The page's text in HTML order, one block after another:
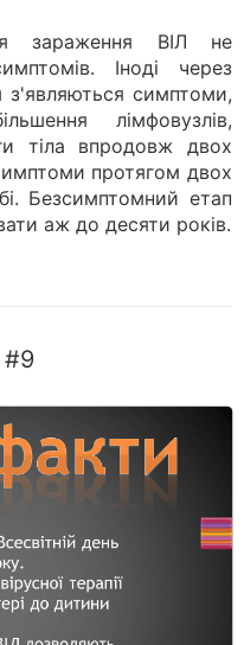
зараження ВІЛ не
Іноді через
з'являються симптоми,
лімфовузлів,
тіла впродовж двох
протягом двох
Безсимптомний етап
аж до десяти років.